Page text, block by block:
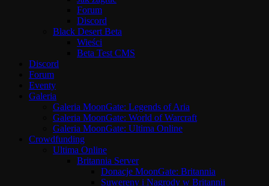
Forum
Discord
Black Desert Beta
Wieści
Beta Test CMS
Discord
Forum
Eventy
Galeria
Galeria MoonGate: Legends of Aria
Galeria MoonGate: World of Warcraft
Galeria MoonGate: Ultima Online
Crowdfunding
Ultima Online
Britannia Server
Donacje MoonGate: Britannia
Suwereny i Nagrody w Britannii